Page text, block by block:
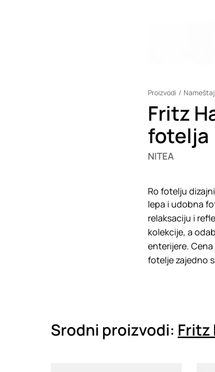
Proizvodi Nameštaj
Fritz
fotelja
NITEA
Ro fotelju
lepa i udobna
relaksaciju i
kolekcije, a
enterijere.
fotelje zajedno
Srodni proizvodi: Fritz